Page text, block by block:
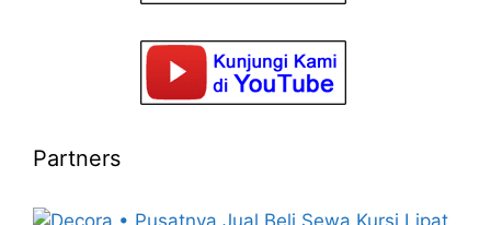
Partners